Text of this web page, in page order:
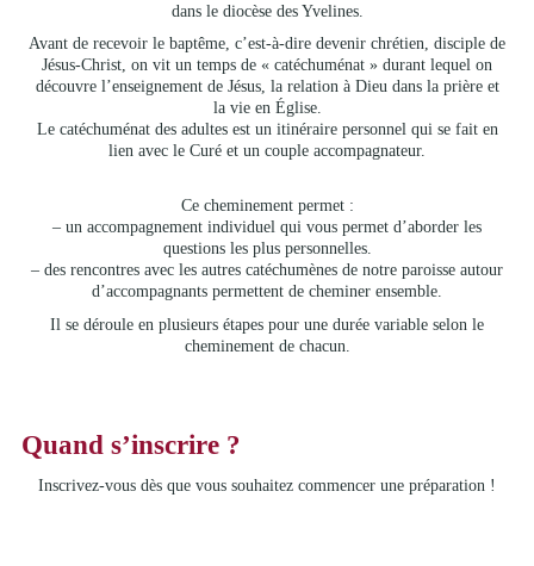
dans le diocèse des Yvelines.
Avant de recevoir le baptême, c’est-à-dire devenir chrétien, disciple de
Jésus-Christ, on vit un temps de « catéchuménat » durant lequel on
découvre l’enseignement de Jésus, la relation à Dieu dans la prière et
la vie en Église.
Le catéchuménat des adultes est un itinéraire personnel qui se fait en
lien avec le Curé et un couple accompagnateur.
Ce cheminement permet :
– un accompagnement individuel qui vous permet d’aborder les
questions les plus personnelles.
– des rencontres avec les autres catéchumènes de notre paroisse autour
d’accompagnants permettent de cheminer ensemble.
Il se déroule en plusieurs étapes pour une durée variable selon le
cheminement de chacun.
Quand s’inscrire ?
Inscrivez-vous dès que vous souhaitez commencer une préparation !